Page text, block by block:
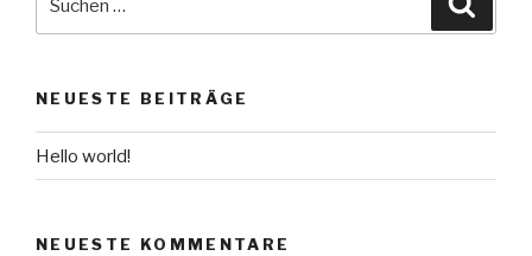
NEUESTE BEITRÄGE
Hello world!
NEUESTE KOMMENTARE